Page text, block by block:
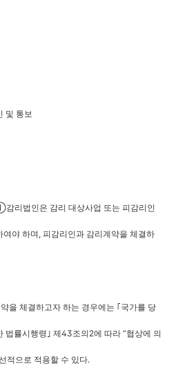
및 통보
리법인은 감리 대상사업 또는 피감리인
야 하며, 피감리인과 감리계약을 체결하
을 체결하고자 하는 경우에는 ｢국가를 당
법률시행령｣ 제43조의2에 따라 “협상에 의
적으로 적용할 수 있다.